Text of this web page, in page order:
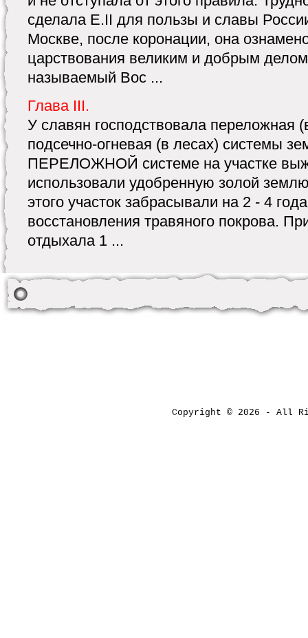
сделала Е.II для пользы и славы
Москве, после коронации, она
царствования великим и добрым
называемый Вос ...
Глава III.
У славян господствовала переложная
подсечно-огневая (в лесах) системы
ПЕРЕЛОЖНОЙ системе на участке
использовали удобренную золой
этого участок забрасывали на 2 - 4
восстановления травяного покрова.
отдыхала 1 ...
Copyright © 2026 - All